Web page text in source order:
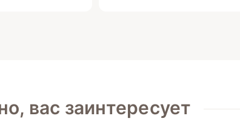
вас заинтересует